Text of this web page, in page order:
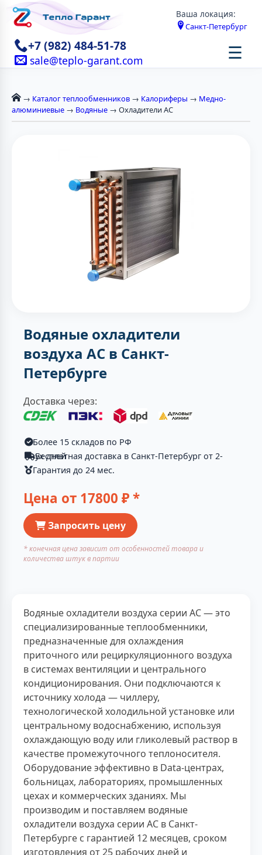
Ваша локация:
Санкт-Петербург
+7 (982) 484-51-78
sale@teplo-garant.com ☰
→ Каталог теплообменников → Калориферы → Медно-
алюминиевые → Водяные → Охладители AC
Водяные охладители
воздуха AC в Санкт-
Петербурге
Доставка через:
Более 15 складов по РФ
Бесплатная доставка в Санкт-Петербург от 2-ух дней
Гарантия до 24 мес.
Цена от 17800 ₽ *
Запросить цену
* конечная цена зависит от особенностей товара и
количества штук в партии
Водяные охладители воздуха серии AC — это
специализированные теплообменники,
предназначенные для охлаждения
приточного или рециркуляционного воздуха
в системах вентиляции и центрального
кондиционирования. Они подключаются к
источнику холода — чиллеру,
технологической холодильной установке или
центральному водоснабжению, используя
охлаждающую воду или гликолевый раствор в
качестве промежуточного теплоносителя.
Оборудование эффективно в Data-центрах,
больницах, лабораториях, промышленных
цехах и коммерческих зданиях. Мы
производим и поставляем водяные
охладители воздуха серии AC в Санкт-
Петербурге с гарантией 12 месяцев, сроком
изготовления от 25 рабочих дней и